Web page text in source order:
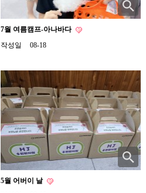
7월 여름캠프-아나바다
작성일
08-18
5월 어버이 날